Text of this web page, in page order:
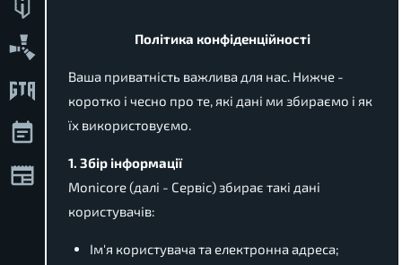
Політика конфіденційності
Ваша приватність важлива для нас. Нижче -
коротко і чесно про те, які дані ми збираємо і як
їх використовуємо.
1. Збір інформації
Monicore (далі - Сервіс) збирає такі дані
користувачів:
Ім'я користувача та електронна адреса;